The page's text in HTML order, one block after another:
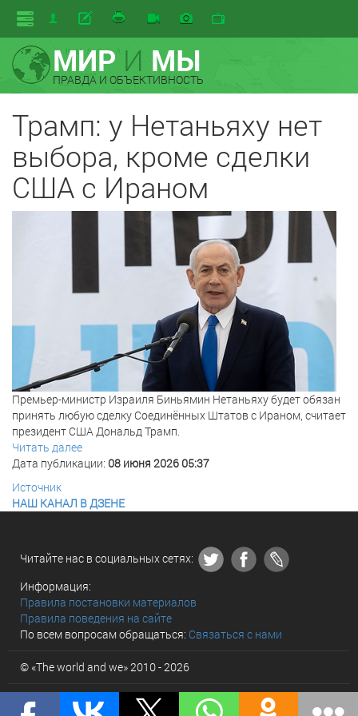
МИРИ МЫ
ПРАВДА И ОБЪЕКТИВНОСТЬ
Трамп: у Нетаньяху нет
выбора, кроме сделки
США с Ираном
Премьер-министр Израиля Биньямин Нетаньяху будет обязан
принять любую сделку Соединённых Штатов с Ираном, считает
президент США Дональд Трамп.
Читать далее
Дата публикации: 08 июня 2026 05:37
Источник
НАШ КАНАЛ В ДЗЕНЕ
Читайте нас в социальных сетях:
Информация:
Правила постановки материалов
Правила поведения на сайте
По всем вопросам обращаться: Связаться с нами
© «The world and we» 2010 - 2026